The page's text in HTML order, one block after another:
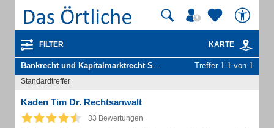
FILTER KARTE
Bankrecht und Kapitalmarktrecht Schwerpunkt in Hannover
Treffer 1-1 von 1
Standardtreffer
Kaden Tim Dr. Rechtsanwalt
33 Bewertungen